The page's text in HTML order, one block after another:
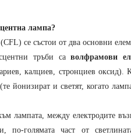
лампа?
се състои от два основни
тръби саволфрамови
калциев, стронциев оксид).
йонизират и светят, когато
лампата, между електродите
по-голямата част от